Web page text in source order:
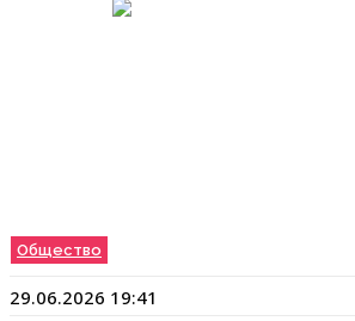
Общество
29.06.2026 19:41